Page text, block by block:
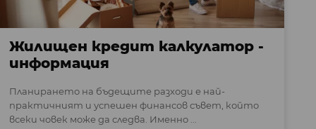
Жилищен кредит калкулатор -
информация
Планирането на бъдещите разходи е най-
практичният и успешен финансов съвет, който
всеки човек може да следва. Именно ...